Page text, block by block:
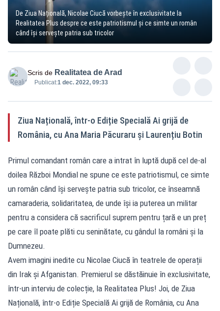
De Ziua Națională, Nicolae Ciucă vorbește în exclusivitate la
Realitatea Plus despre ce este patriotismul și ce simte un român
când își servește patria sub tricolor
Scris de Realitatea de Arad
Publicat:1 dec. 2022, 09:33
Ziua Națională, într-o Ediție Specială Ai grijă de
România, cu Ana Maria Păcuraru și Laurențiu Botin
Primul comandant român care a intrat în luptă după cel de-al
doilea Război Mondial ne spune ce este patriotismul, ce simte
un român când își servește patria sub tricolor, ce înseamnă
camaraderia, solidaritatea, de unde își ia puterea un militar
pentru a considera că sacrificul suprem pentru țară e un preț
pe care îl poate plăti cu seninătate, cu gândul la români și la
Dumnezeu.
Avem imagini inedite cu Nicolae Ciucă în teatrele de operații
din Irak și Afganistan. Premierul se dăstăinuie în exclusivitate,
într-un interviu de colecție, la Realitatea Plus! Joi, de Ziua
Națională, într-o Ediție Specială Ai grijă de România, cu Ana